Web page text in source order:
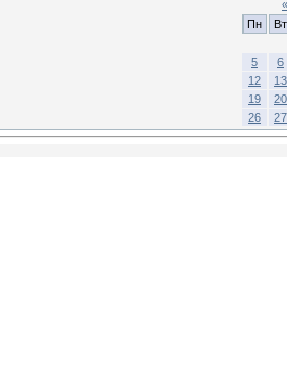
«
Пн
Вт
5
6
12
13
19
20
26
27